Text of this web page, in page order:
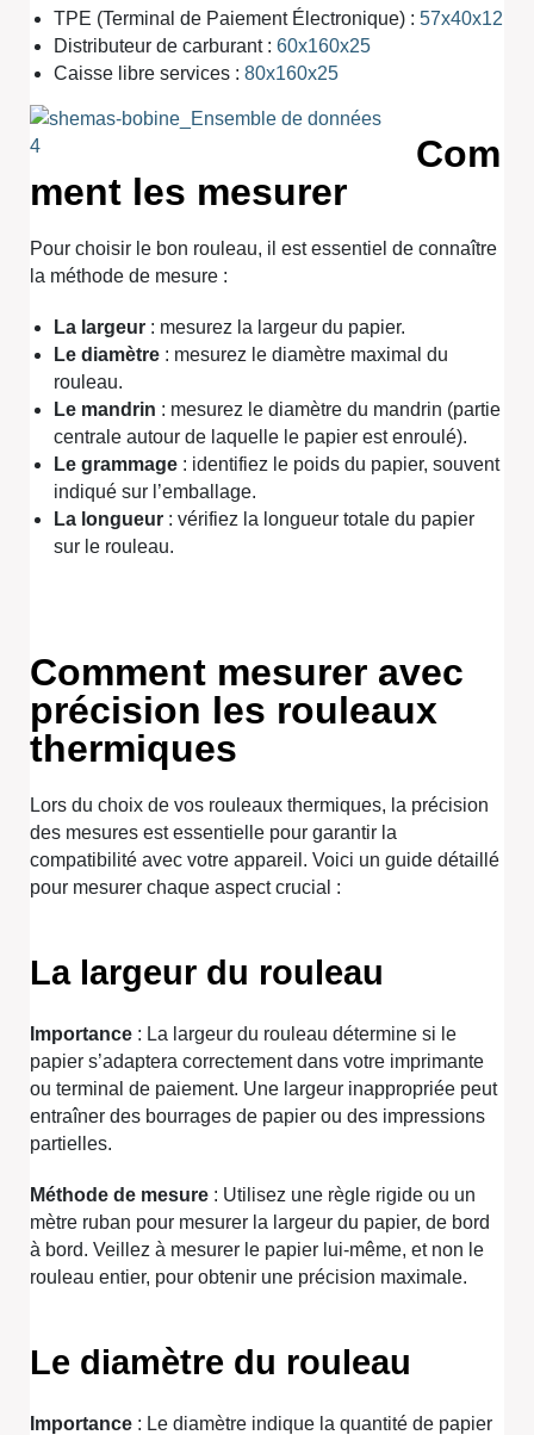
TPE (Terminal de Paiement Électronique) : 57x40x12
Distributeur de carburant : 60x160x25
Caisse libre services : 80x160x25
Com
ment les mesurer
Pour choisir le bon rouleau, il est essentiel de connaître
la méthode de mesure :
La largeur : mesurez la largeur du papier.
Le diamètre : mesurez le diamètre maximal du
rouleau.
Le mandrin : mesurez le diamètre du mandrin (partie
centrale autour de laquelle le papier est enroulé).
Le grammage : identifiez le poids du papier, souvent
indiqué sur l’emballage.
La longueur : vérifiez la longueur totale du papier
sur le rouleau.
Comment mesurer avec
précision les rouleaux
thermiques
Lors du choix de vos rouleaux thermiques, la précision
des mesures est essentielle pour garantir la
compatibilité avec votre appareil. Voici un guide détaillé
pour mesurer chaque aspect crucial :
La largeur du rouleau
Importance : La largeur du rouleau détermine si le
papier s’adaptera correctement dans votre imprimante
ou terminal de paiement. Une largeur inappropriée peut
entraîner des bourrages de papier ou des impressions
partielles.
Méthode de mesure : Utilisez une règle rigide ou un
mètre ruban pour mesurer la largeur du papier, de bord
à bord. Veillez à mesurer le papier lui-même, et non le
rouleau entier, pour obtenir une précision maximale.
Le diamètre du rouleau
Importance : Le diamètre indique la quantité de papier